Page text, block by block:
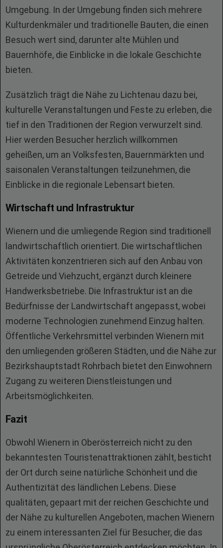
Umgebung. In der Umgebung finden sich mehrere
Kulturdenkmäler und traditionelle Bauten, die einen
Besuch wert sind, darunter alte Mühlen und
Bauernhöfe, die Einblicke in die lokale Geschichte
bieten.
Zusätzlich trägt die Nähe zu Lichtenau dazu bei,
kulturelle Veranstaltungen und Feste zu erleben, die
tief in den Traditionen der Region verwurzelt sind.
Hier werden Besucher herzlich willkommen
geheißen, um an Volksfesten, Bauernmärkten und
saisonalen Veranstaltungen teilzunehmen, die
Einblicke in die regionale Lebensart bieten.
Wirtschaft und Infrastruktur
Wienern und die umliegende Region sind traditionell
landwirtschaftlich orientiert. Die wirtschaftlichen
Aktivitäten konzentrieren sich auf den Anbau von
Getreide und Viehzucht, ergänzt durch kleinere
Handwerksbetriebe. Die Infrastruktur ist an die
Bedürfnisse der Landwirtschaft angepasst, wobei
moderne Technologien zunehmend Einzug halten.
Öffentliche Verkehrsmittel verbinden Wienern mit
den umliegenden größeren Städten, und die Nähe zur
Bezirkshauptstadt Rohrbach bietet den Einwohnern
Zugang zu weiteren Dienstleistungen und
Arbeitsmöglichkeiten.
Fazit
Obwohl Wienern in Oberösterreich nicht zu den
bekanntesten Touristenattraktionen zählt, besticht
der Ort durch seine natürliche Schönheit und die
Authentizität des ländlichen Lebens. Diese
qualitäten, gepaart mit der reichen Geschichte und
der Nähe zu kulturellen Angeboten, machen Wienern
zu einem interessanten Ziel für Besucher, die das